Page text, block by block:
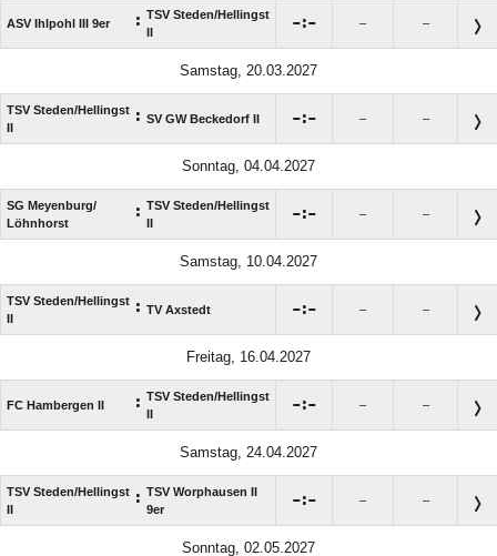
ASV Ihlpohl III 9er : TSV Steden/​Hellingst
II
: – –
Samstag, 20.03.2027
TSV Steden/​Hellingst
II
: SV GW Beckedorf II : – –
Sonntag, 04.04.2027
SG Meyenburg/​
Löhnhorst
: TSV Steden/​Hellingst
II
: – –
Samstag, 10.04.2027
TSV Steden/​Hellingst
II
: TV Axstedt : – –
Freitag, 16.04.2027
FC Hambergen II : TSV Steden/​Hellingst
II
: – –
Samstag, 24.04.2027
TSV Steden/​Hellingst
II
: TSV Worphausen II
9er
: – –
Sonntag, 02.05.2027